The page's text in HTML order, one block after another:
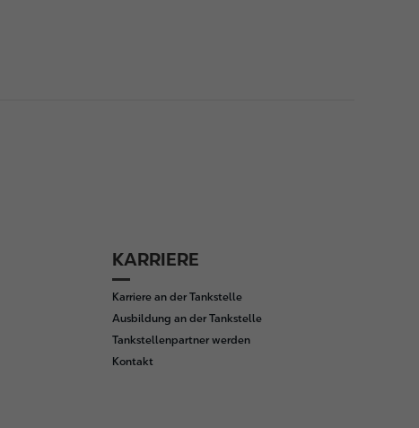
KARRIERE
Karriere an der Tankstelle
Ausbildung an der Tankstelle
Tankstellenpartner werden
Kontakt